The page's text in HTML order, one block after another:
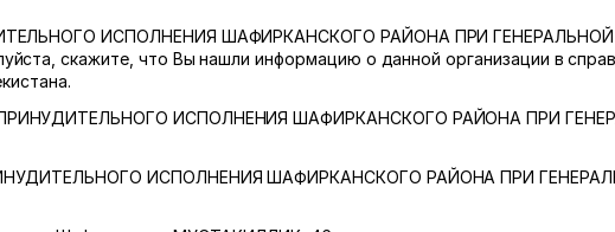
ИСПОЛНЕНИЯ ШАФИРКАНСКОГО РАЙОНА ПРИ ГЕНЕРАЛЬНОЙ
скажите, что Вы нашли информацию о данной организации в
ИСПОЛНЕНИЯ ШАФИРКАНСКОГО РАЙОНА ПРИ
ИСПОЛНЕНИЯ ШАФИРКАНСКОГО РАЙОНА ПРИ